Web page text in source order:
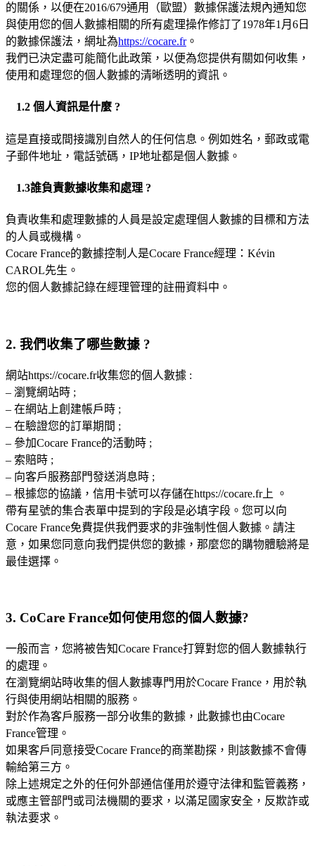
的關係，以便在2016/679通用（歐盟）數據保護法規內通知您
與使用您的個人數據相關的所有處理操作修訂了1978年1月6日
的數據保護法，網址為https://cocare.fr。
我們已決定盡可能簡化此政策，以便為您提供有關如何收集，
使用和處理您的個人數據的清晰透明的資訊。
1.2 個人資訊是什麼 ?
這是直接或間接識別自然人的任何信息。例如姓名，郵政或電
子郵件地址，電話號碼，IP地址都是個人數據。
1.3誰負責數據收集和處理 ?
負責收集和處理數據的人員是設定處理個人數據的目標和方法
的人員或機構。
Cocare France的數據控制人是Cocare France經理：Kévin
CAROL先生。
您的個人數據記錄在經理管理的註冊資料中。
2. 我們收集了哪些數據 ?
網站https://cocare.fr收集您的個人數據 :
– 瀏覽網站時 ;
– 在網站上創建帳戶時 ;
– 在驗證您的訂單期間 ;
– 參加Cocare France的活動時 ;
– 索賠時 ;
– 向客戶服務部門發送消息時 ;
– 根據您的協議，信用卡號可以存儲在https://cocare.fr上 。
帶有星號的集合表單中提到的字段是必填字段。您可以向
Cocare France免費提供我們要求的非強制性個人數據。請注
意，如果您同意向我們提供您的數據，那麼您的購物體驗將是
最佳選擇。
3. CoCare France如何使用您的個人數據?
一般而言，您將被告知Cocare France打算對您的個人數據執行
的處理。
在瀏覽網站時收集的個人數據專門用於Cocare France，用於執
行與使用網站相關的服務。
對於作為客戶服務一部分收集的數據，此數據也由Cocare
France管理。
如果客戶同意接受Cocare France的商業勘探，則該數據不會傳
輸給第三方。
除上述規定之外的任何外部通信僅用於遵守法律和監管義務，
或應主管部門或司法機關的要求，以滿足國家安全，反欺詐或
執法要求。